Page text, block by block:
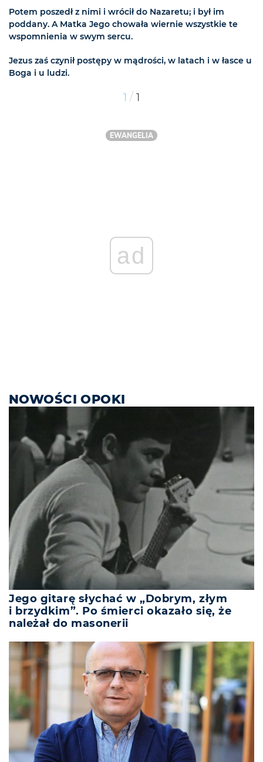
Potem poszedł z nimi i wrócił do Nazaretu; i był im
poddany. A Matka Jego chowała wiernie wszystkie te
wspomnienia w swym sercu.
Jezus zaś czynił postępy w mądrości, w latach i w łasce u
Boga i u ludzi.
1 / 1
EWANGELIA
ad
NOWOŚCI OPOKI
Jego gitarę słychać w „Dobrym, złym
i brzydkim”. Po śmierci okazało się, że
należał do masonerii